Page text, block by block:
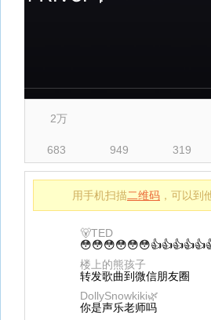
2万
683 949 319
用手机扫描二维码 ，可以到
🐻TED
楼上的熊孩子
转发歌曲到微信朋友圈
DollySnowkiki🌿
你是声乐老师吗